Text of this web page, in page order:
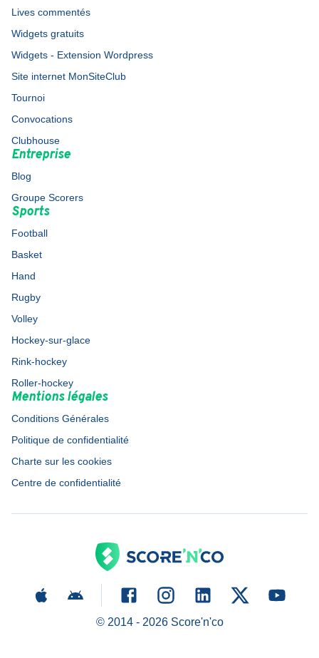
Lives commentés
Widgets gratuits
Widgets - Extension Wordpress
Site internet MonSiteClub
Tournoi
Convocations
Clubhouse
Entreprise
Blog
Groupe Scorers
Sports
Football
Basket
Hand
Rugby
Volley
Hockey-sur-glace
Rink-hockey
Roller-hockey
Mentions légales
Conditions Générales
Politique de confidentialité
Charte sur les cookies
Centre de confidentialité
© 2014 - 2026Score'n'co